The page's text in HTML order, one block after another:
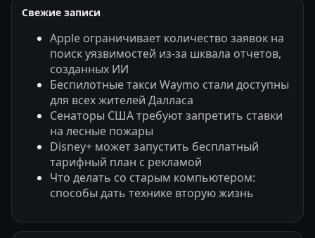
Свежие записи
Apple ограничивает количество заявок на
поиск уязвимостей из-за шквала отчетов,
созданных ИИ
Беспилотные такси Waymo стали доступны
для всех жителей Далласа
Сенаторы США требуют запретить ставки
на лесные пожары
Disney+ может запустить бесплатный
тарифный план с рекламой
Что делать со старым компьютером:
способы дать технике вторую жизнь